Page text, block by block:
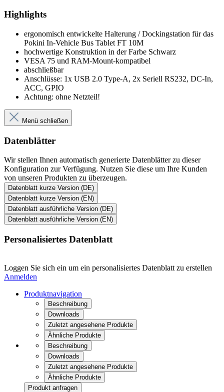
Highlights
ergonomisch entwickelte Halterung / Dockingstation für das
Pokini In-Vehicle Bus Tablet FT 10M
hochwertige Konstruktion in der Farbe Schwarz
VESA 75 und RAM-Mount-kompatibel
abschließbar
Anschlüsse: 1x USB 2.0 Type-A, 2x Seriell RS232, DC-In,
ACC, GPIO
Achtung: ohne Netzteil!
Menü schließen
Datenblätter
Wir stellen Ihnen automatisch generierte Datenblätter zu dieser
Konfiguration zur Verfügung. Nutzen Sie diese um Ihre Kunden
von unseren Produkten zu überzeugen.
Datenblatt kurze Version (DE)
Datenblatt kurze Version (EN)
Datenblatt ausführliche Version (DE)
Datenblatt ausführliche Version (EN)
Personalisiertes Datenblatt
Loggen Sie sich ein um ein personalisiertes Datenblatt zu erstellen
Anmelden
Produktnavigation
Beschreibung
Downloads
Zuletzt angesehene Produkte
Ähnliche Produkte
Beschreibung
Downloads
Zuletzt angesehene Produkte
Ähnliche Produkte
Produkt anfragen